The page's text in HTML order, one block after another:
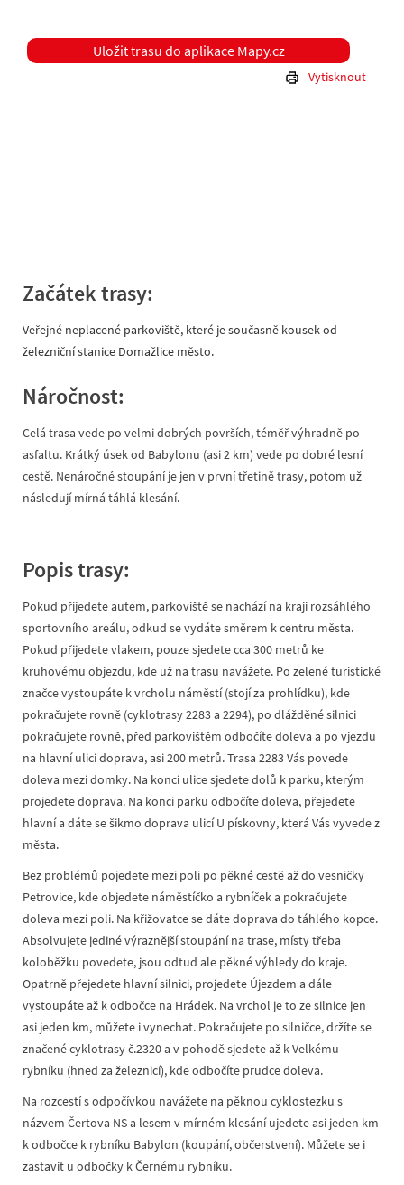
Vytisknout
Uložit trasu do aplikace Mapy.cz
Začátek trasy:
Veřejné neplacené parkoviště, které je současně kousek od
železniční stanice Domažlice město.
Náročnost:
Celá trasa vede po velmi dobrých površích, téměř výhradně po
asfaltu. Krátký úsek od Babylonu (asi 2 km) vede po dobré lesní
cestě. Nenáročné stoupání je jen v první třetině trasy, potom už
následují mírná táhlá klesání.
Popis trasy:
Pokud přijedete autem, parkoviště se nachází na kraji rozsáhlého
sportovního areálu, odkud se vydáte směrem k centru města.
Pokud přijedete vlakem, pouze sjedete cca 300 metrů ke
kruhovému objezdu, kde už na trasu navážete. Po zelené turistické
značce vystoupáte k vrcholu náměstí (stojí za prohlídku), kde
pokračujete rovně (cyklotrasy 2283 a 2294), po dlážděné silnici
pokračujete rovně, před parkovištěm odbočíte doleva a po vjezdu
na hlavní ulici doprava, asi 200 metrů. Trasa 2283 Vás povede
doleva mezi domky. Na konci ulice sjedete dolů k parku, kterým
projedete doprava. Na konci parku odbočíte doleva, přejedete
hlavní a dáte se šikmo doprava ulicí U pískovny, která Vás vyvede z
města.
Bez problémů pojedete mezi poli po pěkné cestě až do vesničky
Petrovice, kde objedete náměstíčko a rybníček a pokračujete
doleva mezi poli. Na křižovatce se dáte doprava do táhlého kopce.
Absolvujete jediné výraznější stoupání na trase, místy třeba
koloběžku povedete, jsou odtud ale pěkné výhledy do kraje.
Opatrně přejedete hlavní silnici, projedete Újezdem a dále
vystoupáte až k odbočce na Hrádek. Na vrchol je to ze silnice jen
asi jeden km, můžete i vynechat. Pokračujete po silničce, držíte se
značené cyklotrasy č.2320 a v pohodě sjedete až k Velkému
rybníku (hned za železnicí), kde odbočíte prudce doleva.
Na rozcestí s odpočívkou navážete na pěknou cyklostezku s
názvem Čertova NS a lesem v mírném klesání ujedete asi jeden km
k odbočce k rybníku Babylon (koupání, občerstvení). Můžete se i
zastavit u odbočky k Černému rybníku.